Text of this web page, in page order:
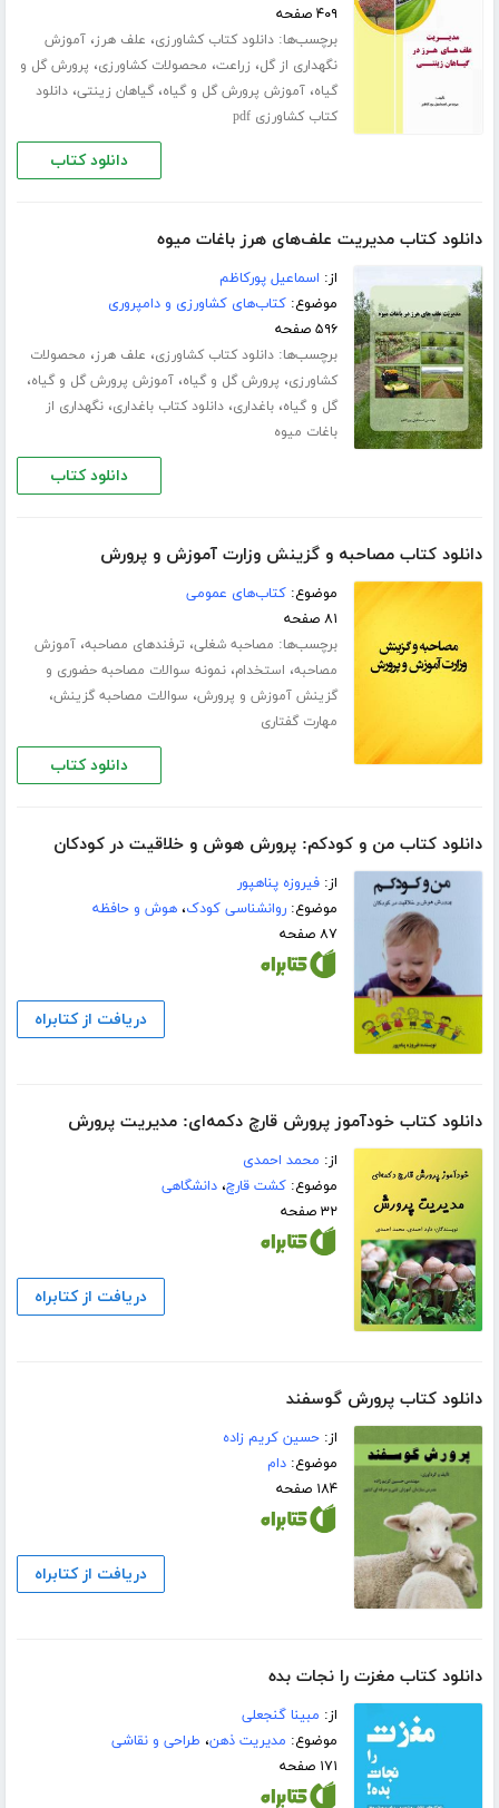
۴۰۹ صفحه
برچسب‌ها:دانلود کتاب کشاورزی، علف هرز،آموزش
نگهداری از گل، زراعت، محصولات کشاورزی، پرورش گل و
گیاه،آموزش پرورش گل و گیاه،گیاهان زینتی،دانلود
کتاب کشاورزی pdf
دانلود کتاب
دانلود کتاب مدیریت علف‌های هرز باغات میوه
از: اسماعیل پورکاظم
موضوع:کتاب‌های کشاورزی و دامپروری
۵۹۶ صفحه
برچسب‌ها:دانلود کتاب کشاورزی، علف هرز، محصولات
کشاورزی، پرورش گل و گیاه،آموزش پرورش گل و گیاه،
گل و گیاه،باغداری،دانلود کتاب باغداری،نگهداری از
باغات میوه
دانلود کتاب
دانلود کتاب مصاحبه و گزینش وزارت آموزش و پرورش
موضوع:کتاب‌های عمومی
۸۱ صفحه
برچسب‌ها: مصاحبه شغلی، ترفندهای مصاحبه،آموزش
مصاحبه، استخدام،نمونه سوالات مصاحبه حضوری و
گزینش آموزش و پرورش، سوالات مصاحبه گزینش،
مهارت گفتاری
دانلود کتاب
دانلود کتاب من و کودکم: پرورش هوش و خلاقیت در کودکان
از:فیروزه پناهپور
موضوع:روانشناسی کودک،هوش و حافظه
۸۷ صفحه
دریافت از کتابراه
دانلود کتاب خودآموز پرورش قارچ دکمه‌ای: مدیریت پرورش
از: محمد احمدی
موضوع:کشت قارچ،دانشگاهی
۳۲ صفحه
دریافت از کتابراه
دانلود کتاب پرورش گوسفند
از:حسین کریم زاده
موضوع:دام
۱۸۴ صفحه
دریافت از کتابراه
دانلود کتاب مغزت را نجات بده
از: مبینا گنجعلی
موضوع: مدیریت ذهن، طراحی و نقاشی
۱۷۱ صفحه